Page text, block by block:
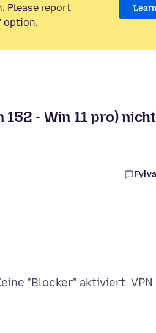
Please report
option.
- Win 11 pro)
"Blocker" aktiviert.